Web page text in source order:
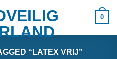
0
“LATEX VRIJ”